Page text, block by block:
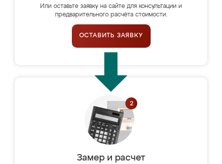
Или оставьте заявку на сайте для консультации и
предварительного расчёта стоимости.
ОСТАВИТЬ ЗАЯВКУ
Замер и расчет